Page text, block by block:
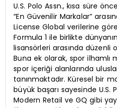
U.S. Polo Assn., kısa süre
“En Güvenilir Markalar”
License Global verilerine
Formula 1 ile birlikte
lisansörleri arasında düzenli
Buna ek olarak, spor ilhamlı
spor içeriği alanlarında
tanınmaktadır. Küresel bir
büyük başarı sayesinde U.S.
Modern Retail ve GQ gibi